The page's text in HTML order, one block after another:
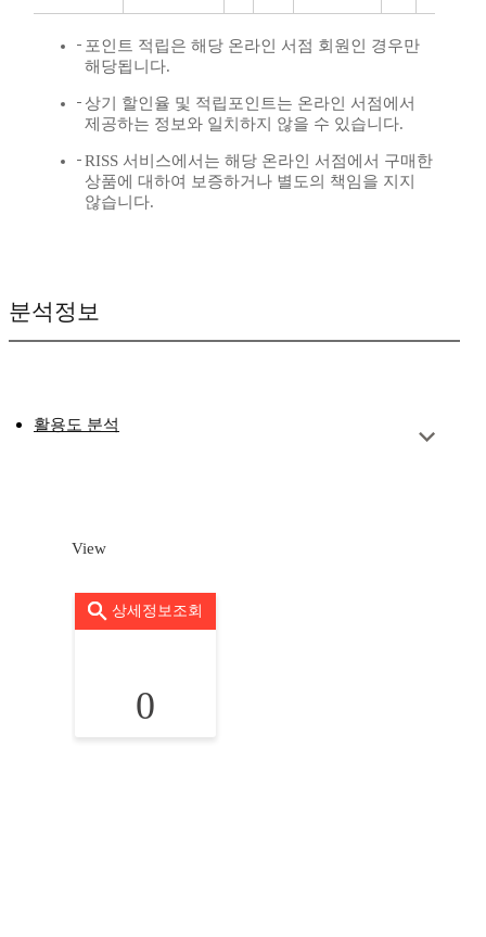
포인트 적립은 해당 온라인 서점 회원인 경우만
해당됩니다.
상기 할인율 및 적립포인트는 온라인 서점에서
제공하는 정보와 일치하지 않을 수 있습니다.
RISS 서비스에서는 해당 온라인 서점에서 구매한
상품에 대하여 보증하거나 별도의 책임을 지지
않습니다.
분석정보
활용도 분석
View
상세정보조회
0